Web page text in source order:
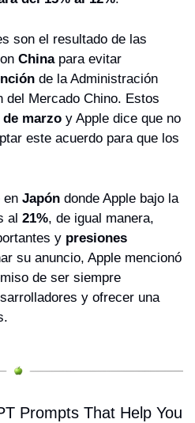
son el resultado de las
China para evitar
de la Administración
del Mercado Chino. Estos
de marzo y Apple dice que no
este acuerdo para que los
en Japón donde Apple bajo la
al 21%, de igual manera,
y presiones
su anuncio, Apple mencionó
y ofrecer una
Prompts That Help You